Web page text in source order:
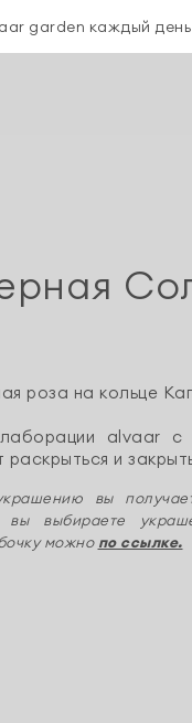
garden каждый
роза на кольце
alvaar с
и
вы
вы выбираете
можно по ссылке.